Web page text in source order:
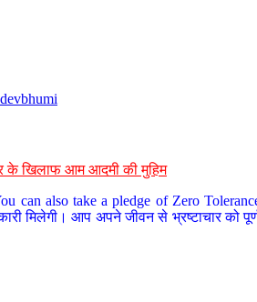
devbhumi
के खिलाफ आम आदमी की मुहिम
can also take a pledge of Zero
मिलेगी। आप अपने जीवन से भ्रष्टाचार को